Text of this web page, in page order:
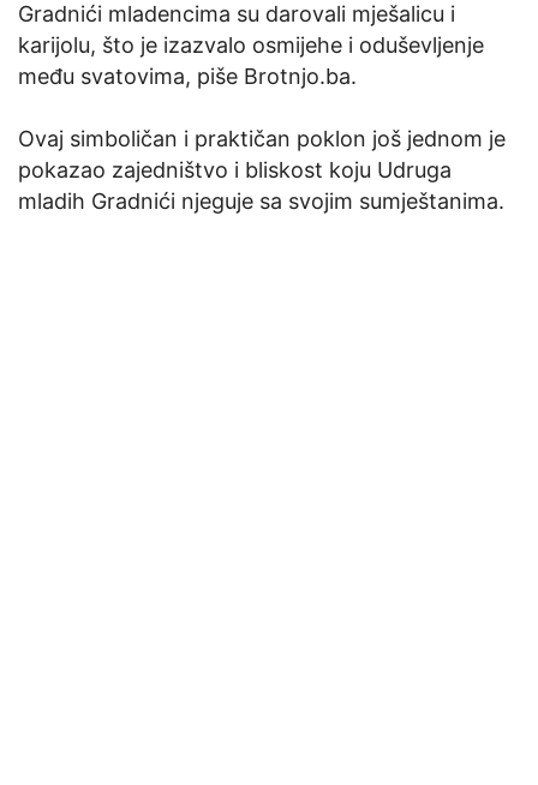
Gradnići mladencima su darovali mješalicu i
karijolu, što je izazvalo osmijehe i oduševljenje
među svatovima, piše Brotnjo.ba.
Ovaj simboličan i praktičan poklon još jednom je
pokazao zajedništvo i bliskost koju Udruga
mladih Gradnići njeguje sa svojim sumještanima.